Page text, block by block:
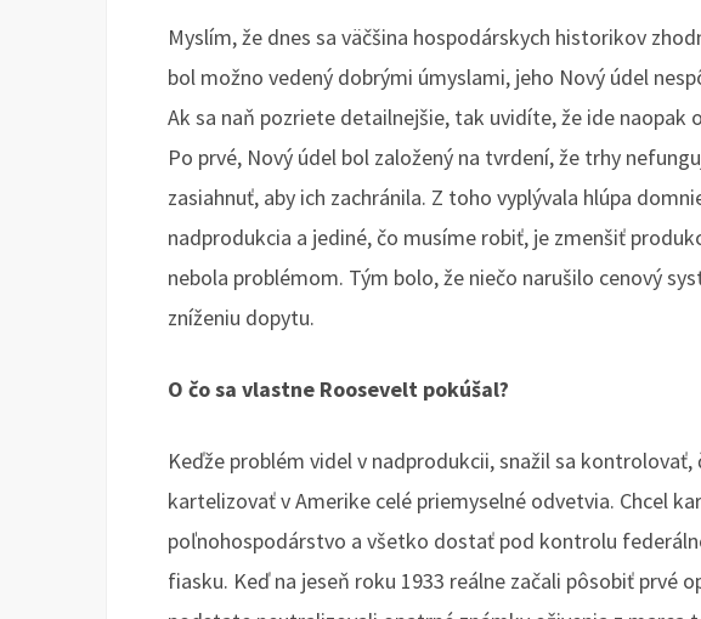
Myslím, že dnes sa väčšina hospodárskych historikov
bol možno vedený dobrými úmyslami, jeho Nový údel
Ak sa naň pozriete detailnejšie, tak uvidíte, že ide naopak
Po prvé, Nový údel bol založený na tvrdení, že trhy
zasiahnuť, aby ich zachránila. Z toho vyplývala hlúpa
nadprodukcia a jediné, čo musíme robiť, je zmenšiť
nebola problémom. Tým bolo, že niečo narušilo cenový
zníženiu dopytu.
O čo sa vlastne Roosevelt pokúšal?
Keďže problém videl v nadprodukcii, snažil sa
kartelizovať v Amerike celé priemyselné odvetvia. Chcel
poľnohospodárstvo a všetko dostať pod kontrolu
fiasku. Keď na jeseň roku 1933 reálne začali pôsobiť prvé